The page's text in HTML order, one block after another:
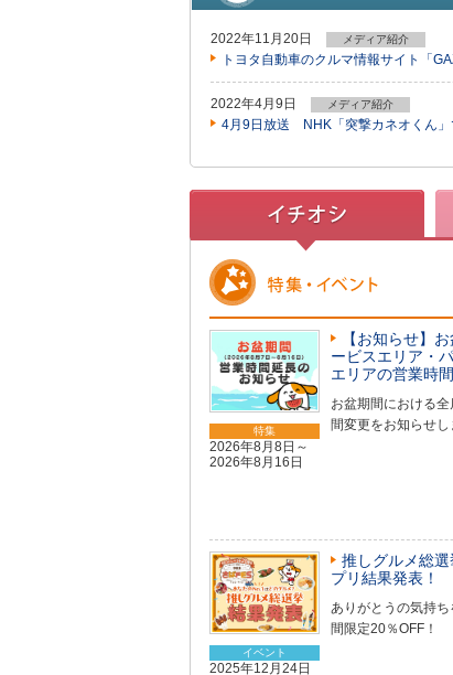
2022年11月20日 メディア紹介
トヨタ自動車のクルマ情報サイト「
2022年4月9日 メディア紹介
4月9日放送 NHK「突撃カネオくん」
特集
2026年8月8日～
2026年8月16日
【お知らせ】
ービスエリア・
エリアの営業時
お盆期間における
間変更をお知らせし
イベント
2025年12月24日
推しグルメ総
プリ結果発表！
ありがとうの気持ち
間限定20％OFF！